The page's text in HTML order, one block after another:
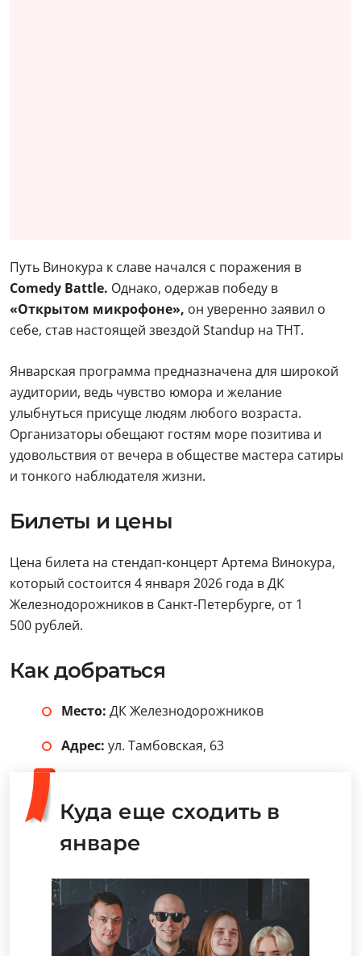
Путь Винокура к славе начался с поражения в
Comedy Battle. Однако, одержав победу в
«Открытом микрофоне», он уверенно заявил о
себе, став настоящей звездой Standup на ТНТ.
Январская программа предназначена для широкой
аудитории, ведь чувство юмора и желание
улыбнуться присуще людям любого возраста.
Организаторы обещают гостям море позитива и
удовольствия от вечера в обществе мастера сатиры
и тонкого наблюдателя жизни.
Билеты и цены
Цена билета на стендап-концерт Артема Винокура,
который состоится 4 января 2026 года в ДК
Железнодорожников в Санкт-Петербурге, от 1
500 рублей.
Как добраться
Место: ДК Железнодорожников
Адрес: ул. Тамбовская, 63
Куда еще сходить в
январе